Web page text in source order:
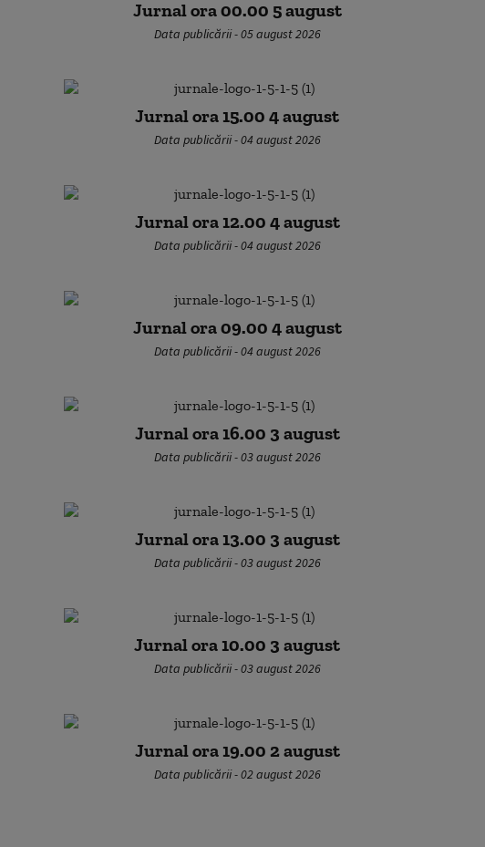
Jurnal ora 00.00 5 august
Data publicării - 05 august 2026
Jurnal ora 15.00 4 august
Data publicării - 04 august 2026
Jurnal ora 12.00 4 august
Data publicării - 04 august 2026
Jurnal ora 09.00 4 august
Data publicării - 04 august 2026
Jurnal ora 16.00 3 august
Data publicării - 03 august 2026
Jurnal ora 13.00 3 august
Data publicării - 03 august 2026
Jurnal ora 10.00 3 august
Data publicării - 03 august 2026
Jurnal ora 19.00 2 august
Data publicării - 02 august 2026